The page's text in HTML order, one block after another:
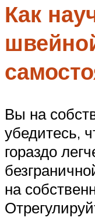
Как
Вы на
убедитесь,
гораздо
на